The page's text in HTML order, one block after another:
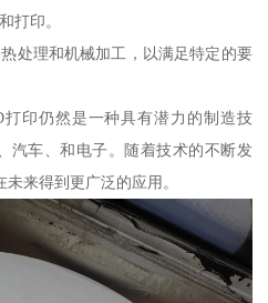
打印。
处理和机械加工，以满足特定的要
印仍然是一种具有潜力的制造技
汽车、和电子。随着技术的不断发
来得到更广泛的应用。